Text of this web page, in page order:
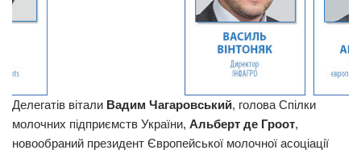
Делегатів вітали Вадим Чагаровський, голова Спілки
молочних підприємств України, Альберт де Гроот,
новообраний президент Європейської молочної асоціації